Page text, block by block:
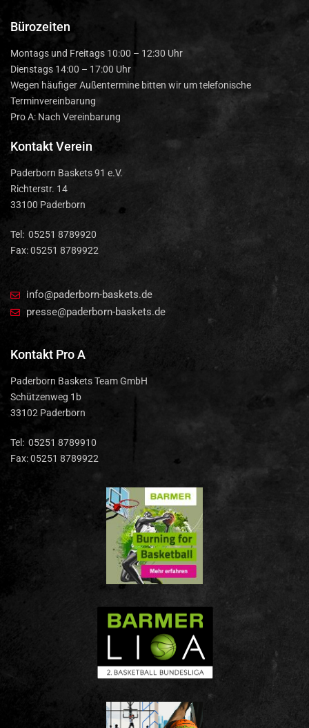
Bürozeiten
Montags und Freitags 10:00 – 12:30 Uhr
Dienstags 14:00 – 17:00 Uhr
Wegen häufiger Außentermine bitten wir um telefonische
Terminvereinbarung
Pro A: Nach Vereinbarung
Kontakt Verein
Paderborn Baskets 91 e.V.
Richterstr. 14
33100 Paderborn
Tel: 05251 8789920
Fax: 05251 8789922
info@paderborn-baskets.de
presse@paderborn-baskets.de
Kontakt Pro A
Paderborn Baskets Team GmbH
Schützenweg 1b
33102 Paderborn
Tel: 05251 8789910
Fax: 05251 8789922